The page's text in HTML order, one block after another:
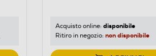
Acquisto online: disponibile
Ritiro in negozio: non disponibile